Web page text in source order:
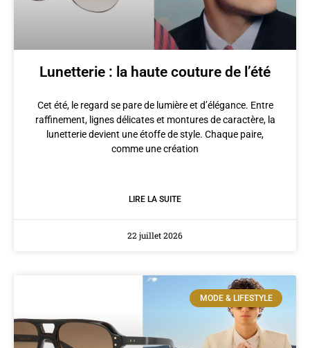
Lunetterie : la haute couture de l’été
Cet été, le regard se pare de lumière et d’élégance. Entre
raffinement, lignes délicates et montures de caractère, la
lunetterie devient une étoffe de style. Chaque paire,
comme une création
LIRE LA SUITE
22 juillet 2026
MODE & LIFESTYLE